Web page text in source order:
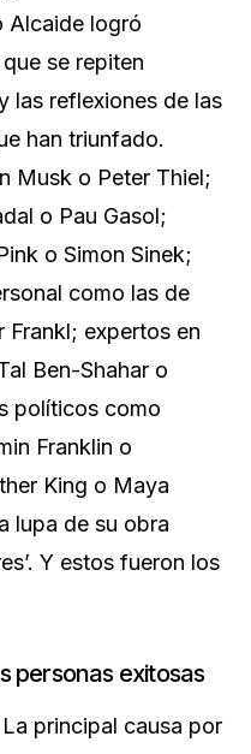
Alcaide logró
se repiten
las reflexiones de las
han triunfado.
Musk o Peter Thiel;
o Pau Gasol;
o Simon Sinek;
como las de
Frankl; expertos en
Ben-Shahar o
políticos como
Franklin o
King o Maya
lupa de su obra
Y estos fueron los
personas exitosas
principal causa por